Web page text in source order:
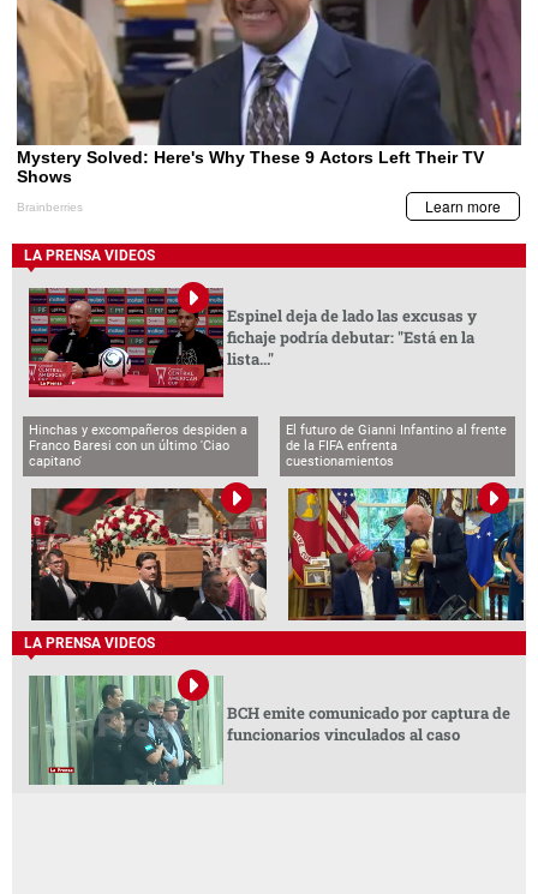
LA PRENSA VIDEOS
Espinel deja de lado las excusas y
fichaje podría debutar: "Está en la
lista..."
Hinchas y excompañeros despiden a
Franco Baresi con un último 'Ciao
capitano'
El futuro de Gianni Infantino al frente
de la FIFA enfrenta
cuestionamientos
LA PRENSA VIDEOS
BCH emite comunicado por captura de
funcionarios vinculados al caso